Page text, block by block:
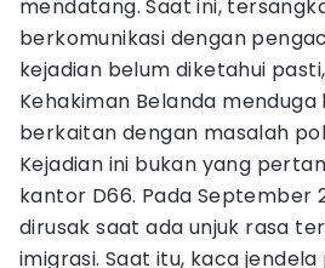
mendatang. Saat ini,
berkomunikasi dengan
kejadian belum diketahui
Kehakiman Belanda menduga
berkaitan dengan masalah
Kejadian ini bukan yang
kantor D66. Pada September
dirusak saat ada unjuk rasa
imigrasi. Saat itu, kaca